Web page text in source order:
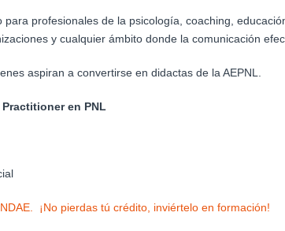
para profesionales de la psicología, coaching,
y cualquier ámbito donde la comunicación
aspiran a convertirse en didactas de la AEPNL.
en PNL
¡No pierdas tú crédito, inviértelo en formación!